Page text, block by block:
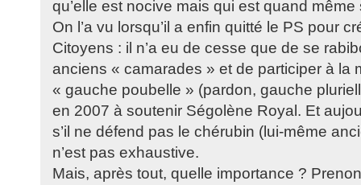
qu’elle est nocive mais qui est quand même
On l’a vu lorsqu’il a enfin quitté le PS pour
Citoyens : il n’a eu de cesse que de se
anciens « camarades » et de participer à la
« gauche poubelle » (pardon, gauche
en 2007 à soutenir Ségolène Royal. Et
s’il ne défend pas le chérubin (lui-même
n’est pas exhaustive.
Mais, après tout, quelle importance ?